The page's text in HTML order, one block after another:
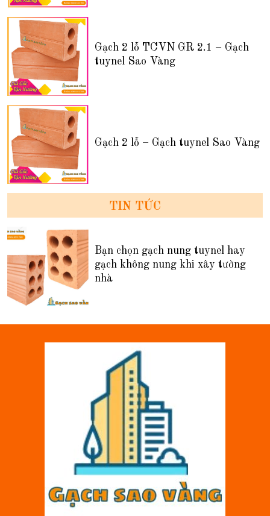
Gạch 2 lỗ TCVN GR 2.1 – Gạch
tuynel Sao Vàng
Gạch 2 lỗ – Gạch tuynel Sao Vàng
TIN TỨC
Bạn chọn gạch nung tuynel hay
gạch không nung khi xây tường
nhà